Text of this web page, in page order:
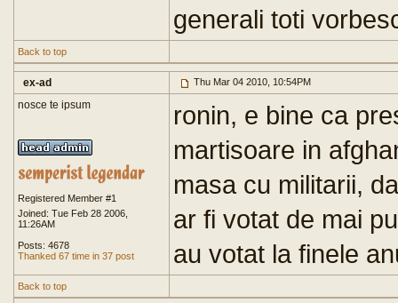
generali toti
Back to top
ex-ad Thu Mar 04 2010, 10:54PM
nosce te ipsum
Registered Member #1
Joined: Tue Feb 28 2006,
11:26AM
Posts: 4678
Thanked 67 time in 37 post
ronin, e bine ca
martisoare in
masa cu militarii,
ar fi votat de mai
au votat la finele
Back to top